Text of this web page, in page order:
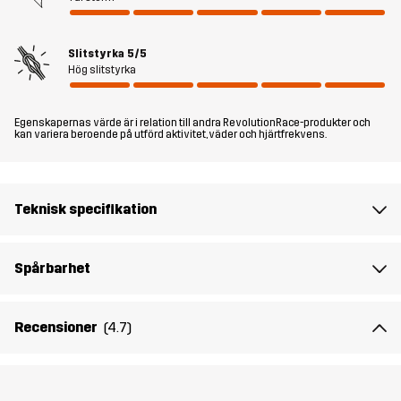
har den en integrerad Recco®-reflektor för att säkerställa att du är
sökbar för räddningspersonal. Trace Silent Pro 2L Jacket är den
perfekta jackan för naturfotografering, fågelskådning och andra
liknande aktiviteter.
Modellen är 185 cm väger 93 kg och har storlek L.
Material 1 100% Polyester (Återvunnen)
Material 2
Slitstyrka 5/5
Hög slitstyrka
Egenskapernas värde är i relation till andra RevolutionRace-produkter och
kan variera beroende på utförd aktivitet, väder och hjärtfrekvens.
Teknisk specifikation
Spårbarhet
Recensioner (4.7)